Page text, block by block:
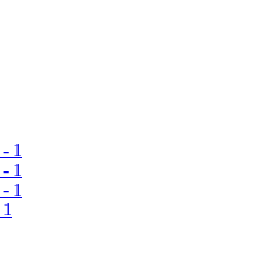
- 1
- 1
- 1
1